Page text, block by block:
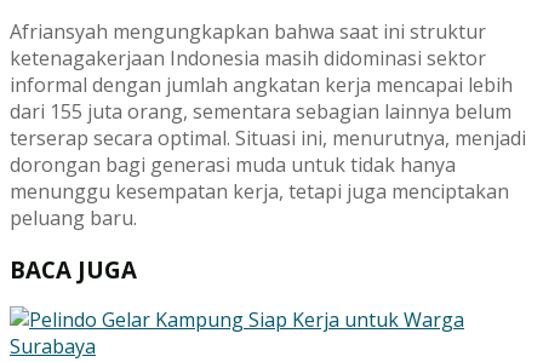
Afriansyah mengungkapkan bahwa saat ini struktur
ketenagakerjaan Indonesia masih didominasi sektor
informal dengan jumlah angkatan kerja mencapai lebih
dari 155 juta orang, sementara sebagian lainnya belum
terserap secara optimal. Situasi ini, menurutnya, menjadi
dorongan bagi generasi muda untuk tidak hanya
menunggu kesempatan kerja, tetapi juga menciptakan
peluang baru.
BACA JUGA